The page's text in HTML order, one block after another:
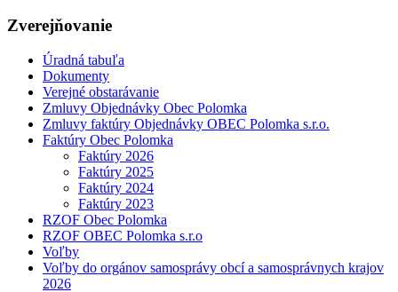
Zverejňovanie
Úradná tabuľa
Dokumenty
Verejné obstarávanie
Zmluvy Objednávky Obec Polomka
Zmluvy faktúry Objednávky OBEC Polomka s.r.o.
Faktúry Obec Polomka
Faktúry 2026
Faktúry 2025
Faktúry 2024
Faktúry 2023
RZOF Obec Polomka
RZOF OBEC Polomka s.r.o
Voľby
Voľby do orgánov samosprávy obcí a samosprávnych krajov
2026